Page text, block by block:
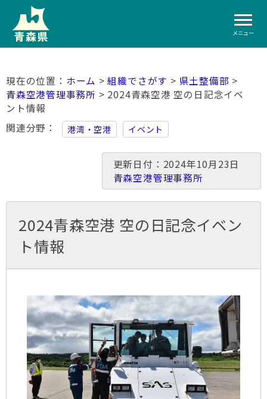
メニュー
ホーム >組織でさがす > 県土整備部 >
青森空港管理事務所 > 2024青森空港 空の日記念イベ
ント情報
関連分野
港湾・空港 イベント
更新日付：2024年10月23日
青森空港管理事務所
2024青森空港 空の日記念イベン
ト情報